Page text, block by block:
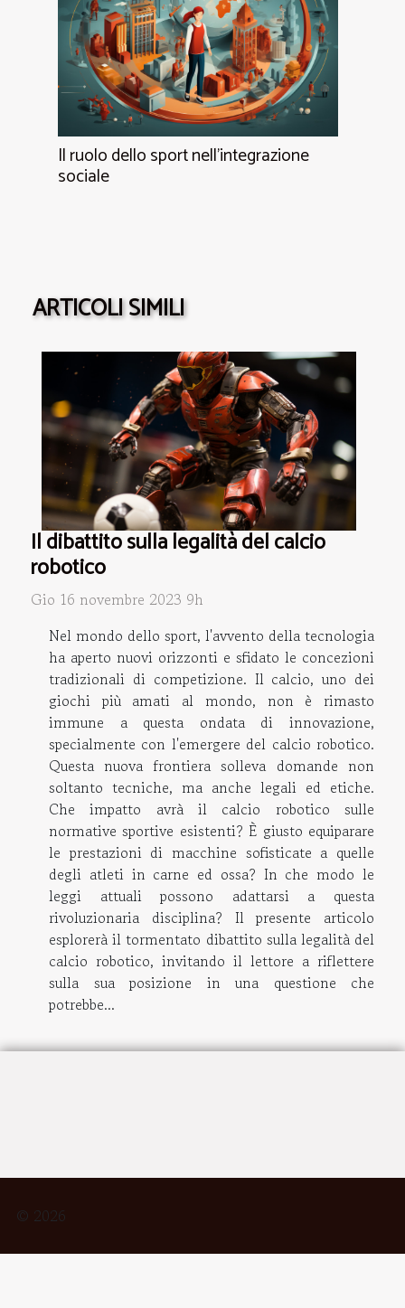
Il ruolo dello sport nell'integrazione
sociale
ARTICOLI SIMILI
Il dibattito sulla legalità del calcio
robotico
Gio 16 novembre 2023 9h
Nel mondo dello sport, l'avvento della tecnologia
ha aperto nuovi orizzonti e sfidato le concezioni
tradizionali di competizione. Il calcio, uno dei
giochi più amati al mondo, non è rimasto
immune a questa ondata di innovazione,
specialmente con l'emergere del calcio robotico.
Questa nuova frontiera solleva domande non
soltanto tecniche, ma anche legali ed etiche.
Che impatto avrà il calcio robotico sulle
normative sportive esistenti? È giusto equiparare
le prestazioni di macchine sofisticate a quelle
degli atleti in carne ed ossa? In che modo le
leggi attuali possono adattarsi a questa
rivoluzionaria disciplina? Il presente articolo
esplorerà il tormentato dibattito sulla legalità del
calcio robotico, invitando il lettore a riflettere
sulla sua posizione in una questione che
potrebbe...
© 2026